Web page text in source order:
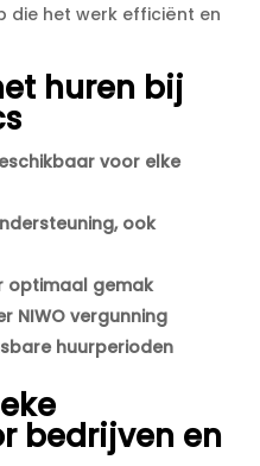
die het werk efficiënt en
huren bij
voor elke
ook
optimaal gemak
NIWO vergunning
huurperioden
bedrijven en